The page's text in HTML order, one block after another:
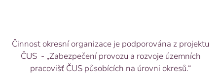
Činnost okresní organizace je podporována z projektu
ČUS - „Zabezpečení provozu a rozvoje územních
pracovišť ČUS působících na úrovni okresů.“